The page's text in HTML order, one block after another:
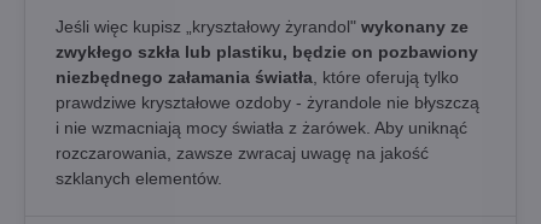
Jeśli więc kupisz „kryształowy żyrandol" wykonany ze
zwykłego szkła lub plastiku, będzie on pozbawiony
niezbędnego załamania światła , które oferują tylko
prawdziwe kryształowe ozdoby - żyrandole nie błyszczą
i nie wzmacniają mocy światła z żarówek. Aby uniknąć
rozczarowania, zawsze zwracaj uwagę na jakość
szklanych elementów.